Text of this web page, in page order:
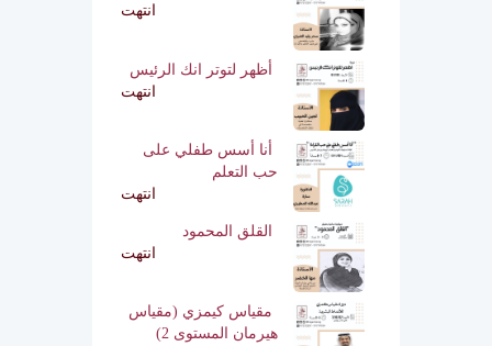
انتهت
أظهر لتوتر انك الرئيس
انتهت
أنا أسس طفلي على
حب التعلم
انتهت
القلق المحمود
انتهت
مقياس كيمزي (مقياس
هيرمان المستوى 2)